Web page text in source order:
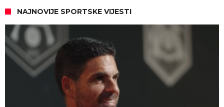
NAJNOVIJE SPORTSKE VIJESTI